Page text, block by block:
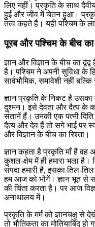
लिए नहीं। प्रकृति के साथ
हुई और जीव में चेतन हुआ।
तत्व कहते हैं। यही पश्चिम के
पूरब और पश्चिम के बीच का
ज्ञान और विज्ञान के बीच का
है। पश्चिम ने अपनी सुविधा के
सार्वभौमिक, समावेशी नहीं बल्कि
ज्ञान प्रकृति के निकट है उसका
दुश्मन। इसे देवता और दैत्य के
संतानें हैं। उनकी एक पत्नी
दैत्य और देव हैं तो सगे भाई पर
और विज्ञान के बीच का रिश्ता।
ज्ञान कहता है प्रकृति माँ है वह
कुशल-क्षेम में ही हमारा भला
संपदा हमारी है, इसका तिल-
हम आज को भोगें। ज्ञान भूत से
की चिंता करता है। पर आज
अनाथालय में।
प्रकृति के मर्म को ज्ञानचक्षु से
तो भौतिकता का मोतियाबिंद